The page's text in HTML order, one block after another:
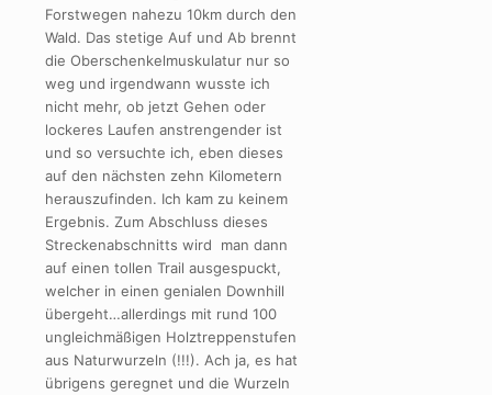
Forstwegen nahezu 10km durch den
Wald. Das stetige Auf und Ab brennt
die Oberschenkelmuskulatur nur so
weg und irgendwann wusste ich
nicht mehr, ob jetzt Gehen oder
lockeres Laufen anstrengender ist
und so versuchte ich, eben dieses
auf den nächsten zehn Kilometern
herauszufinden. Ich kam zu keinem
Ergebnis. Zum Abschluss dieses
Streckenabschnitts wird man dann
auf einen tollen Trail ausgespuckt,
welcher in einen genialen Downhill
übergeht…allerdings mit rund 100
ungleichmäßigen Holztreppenstufen
aus Naturwurzeln (!!!). Ach ja, es hat
übrigens geregnet und die Wurzeln